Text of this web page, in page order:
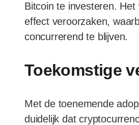
Bitcoin te investeren.
effect veroorzaken,
concurrerend te blijven.
Toekomstige
Met de toenemende
duidelijk dat